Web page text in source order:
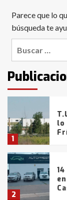
Parece que lo
búsqueda te
6
1
lo
2